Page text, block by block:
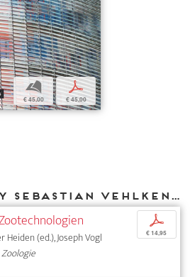
b
€ 45,00
p
€ 45,00
Other texts by Sebastian Vehlken for DIAPHANES
Heiden (ed.), Joseph Vogl
p
€ 14,95